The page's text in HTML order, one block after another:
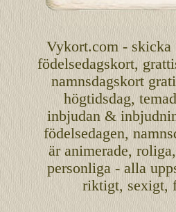
Vykort.com- skicka
födelsedagskort,
namnsdagskort
högtidsdag,
inbjudan&
födelsedagen,
äranimerade,roliga,
personliga- alla
riktigt,sexigt,